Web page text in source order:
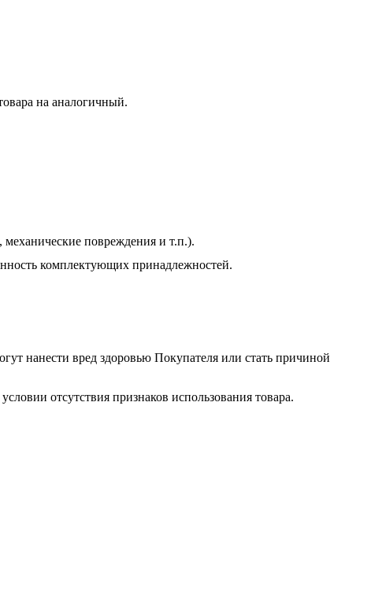
на аналогичный.
повреждения и т.п.).
комплектующих принадлежностей.
нанести вред здоровью Покупателя или стать причиной
отсутствия признаков использования товара.